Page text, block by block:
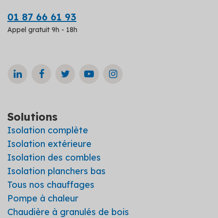
01 87 66 61 93
Appel gratuit 9h - 18h
Solutions
Isolation complète
Isolation extérieure
Isolation des combles
Isolation planchers bas
Tous nos chauffages
Pompe à chaleur
Chaudière à granulés de bois